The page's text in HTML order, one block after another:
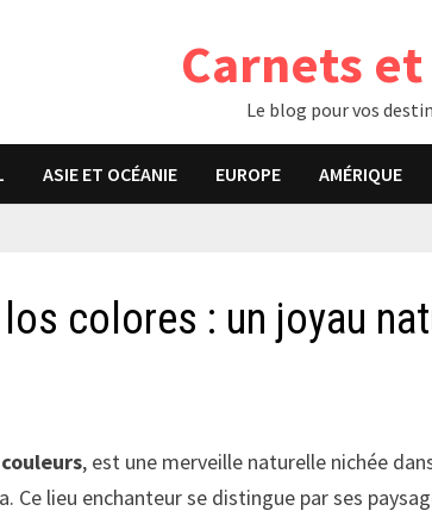
Carnets
Le blog pour vos
ASIE ET OCÉANIE EUROPE AMÉRIQUE
colores : un joyau
, est une merveille naturelle nichée
Ce lieu enchanteur se distingue par ses